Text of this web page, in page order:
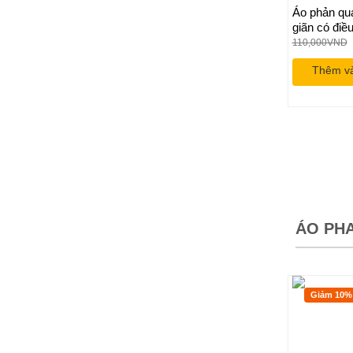
Áo phản
giãn có
hợp với tất
110,000VND
Thêm
ÁO
Giảm 10%